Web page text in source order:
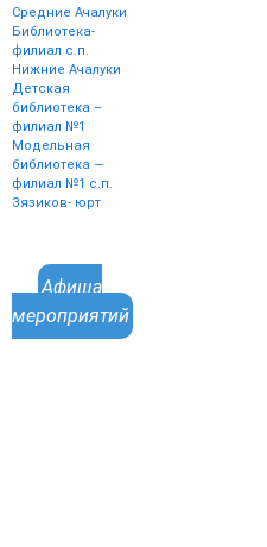
Средние Ачалуки
Библиотека-
филиал с.п.
Нижние Ачалуки
Детская
библиотека –
филиал №1
Модельная
библиотека —
филиал №1 с.п.
Зязиков- юрт
Афиша
мероприятий